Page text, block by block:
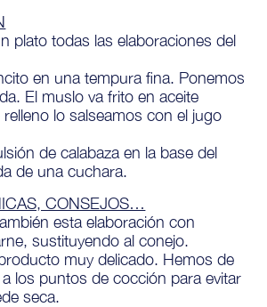
plato todas las elaboraciones del
en una tempura fina. Ponemos
El muslo va frito en aceite
lo salseamos con el jugo
de calabaza en la base del
de una cuchara.
CONSEJOS…
esta elaboración con
sustituyendo al conejo.
muy delicado. Hemos de
los puntos de cocción para evitar
seca.